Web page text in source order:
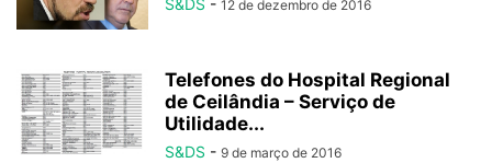
S&DS - 12 de dezembro de 2016
Telefones do Hospital Regional
de Ceilândia – Serviço de
Utilidade...
S&DS - 9 de março de 2016